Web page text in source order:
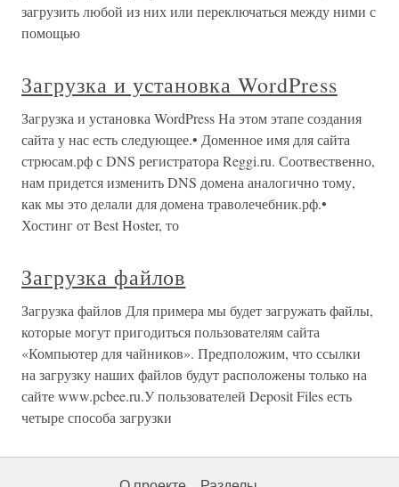
загрузить любой из них или переключаться между ними с
помощью
Загрузка и установка WordPress
Загрузка и установка WordPress На этом этапе создания
сайта у нас есть следующее.• Доменное имя для сайта
стрюсам.рф с DNS регистратора Reggi.ru. Соотвественно,
нам придется изменить DNS домена аналогично тому,
как мы это делали для домена траволечебник.рф.•
Хостинг от Best Hoster, то
Загрузка файлов
Загрузка файлов Для примера мы будет загружать файлы,
которые могут пригодиться пользователям сайта
«Компьютер для чайников». Предположим, что ссылки
на загрузку наших файлов будут расположены только на
сайте www.pcbee.ru.У пользователей Deposit Files есть
четыре способа загрузки